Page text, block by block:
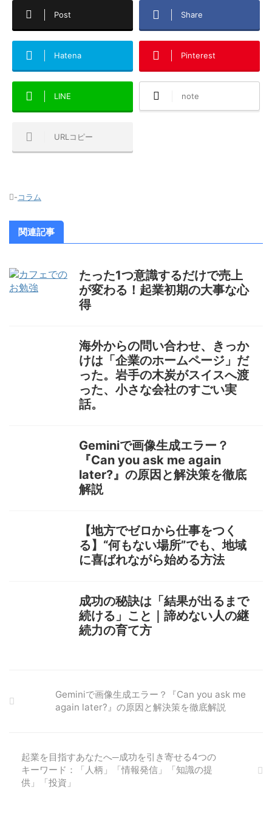
Post Share
Hatena Pinterest
LINE note
URLコピー
-コラム
関連記事
たった1つ意識するだけで売上
が変わる！起業初期の大事な心
得
海外からの問い合わせ、きっか
けは「企業のホームページ」だ
った。岩手の木炭がスイスへ渡
った、小さな会社のすごい実
話。
Geminiで画像生成エラー？
『Can you ask me again
later?』の原因と解決策を徹底
解説
【地方でゼロから仕事をつく
る】“何もない場所”でも、地域
に喜ばれながら始める方法
成功の秘訣は「結果が出るまで
続ける」こと｜諦めない人の継
続力の育て方
Geminiで画像生成エラー？『Can you ask me
again later?』の原因と解決策を徹底解説
起業を目指すあなたへ─成功を引き寄せる4つの
キーワード：「人柄」「情報発信」「知識の提
供」「投資」